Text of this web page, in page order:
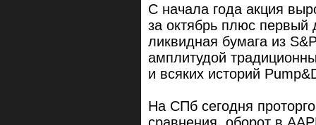
С начала года акция
за октябрь плюс первый
ликвидная бумага из
амплитудой
и всяких историй
На СПб сегодня